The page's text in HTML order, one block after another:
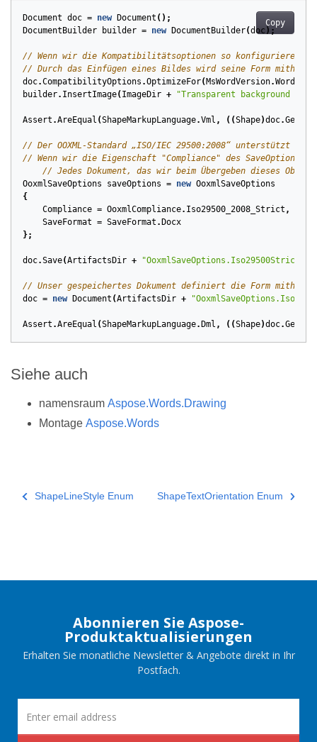
Copy
Document doc = new Document ();
DocumentBuilder
builder = new DocumentBuilder(doc );
// Wenn wir die Kompatibilitätsoptionen so konfigurieren,
// Durch das Einfügen eines Bildes wird seine Form
doc.CompatibilityOptions .OptimizeFor( MsWordVersion.Word2003
builder. InsertImage( ImageDir + "Transparent background
Assert .AreEqual (ShapeMarkupLanguage.Vml , ((Shape)doc.
// Der OOXML-Standard „ISO/IEC 29500:2008“ unterstützt
// Wenn wir die Eigenschaft "Compliance" des SaveOptions-
// Jedes Dokument, das wir beim Übergeben dieses
OoxmlSaveOptions
saveOptions = new OoxmlSaveOptions
{
Compliance = OoxmlCompliance. Iso29500_2008_Strict ,
SaveFormat = SaveFormat . Docx
};
doc.Save(ArtifactsDir +
// Unser gespeichertes Dokument definiert die Form mithilfe
doc = new Document (ArtifactsDir +
Assert .AreEqual (ShapeMarkupLanguage. Dml , ((Shape)doc.
Siehe auch
namensraum Aspose.Words.Drawing
Montage Aspose.Words
ShapeLineStyle Enum ShapeTextOrientation Enum
Abonnieren Sie Aspose-
Produktaktualisierungen
Erhalten Sie monatliche Newsletter & Angebote direkt in Ihr
Postfach.